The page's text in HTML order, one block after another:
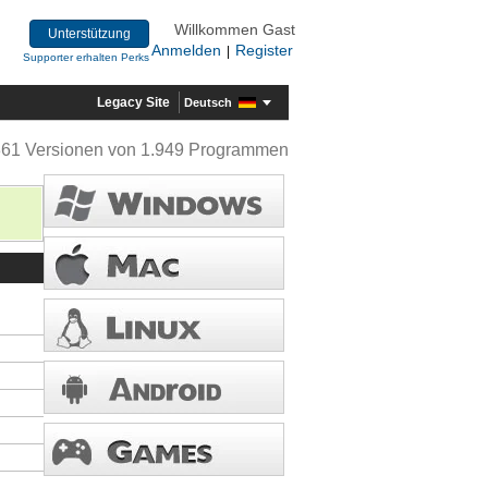
Unterstützung
Supporter erhalten Perks
Willkommen Gast
Anmelden
Register
Legacy Site Deutsch
Versionen von 1.949 Programmen